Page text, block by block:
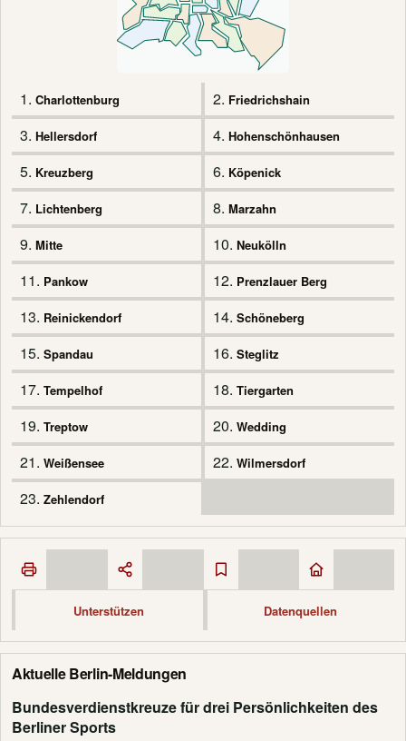
1. Charlottenburg 2. Friedrichshain
3. Hellersdorf 4. Hohenschönhausen
5. Kreuzberg 6. Köpenick
7. Lichtenberg 8. Marzahn
9. Mitte 10. Neukölln
11. Pankow 12. Prenzlauer Berg
13. Reinickendorf 14. Schöneberg
15. Spandau 16. Steglitz
17. Tempelhof 18. Tiergarten
19. Treptow 20. Wedding
21. Weißensee 22. Wilmersdorf
23. Zehlendorf
Unterstützen Datenquellen
Aktuelle Berlin-Meldungen
Bundesverdienstkreuze für drei Persönlichkeiten des
Berliner Sports